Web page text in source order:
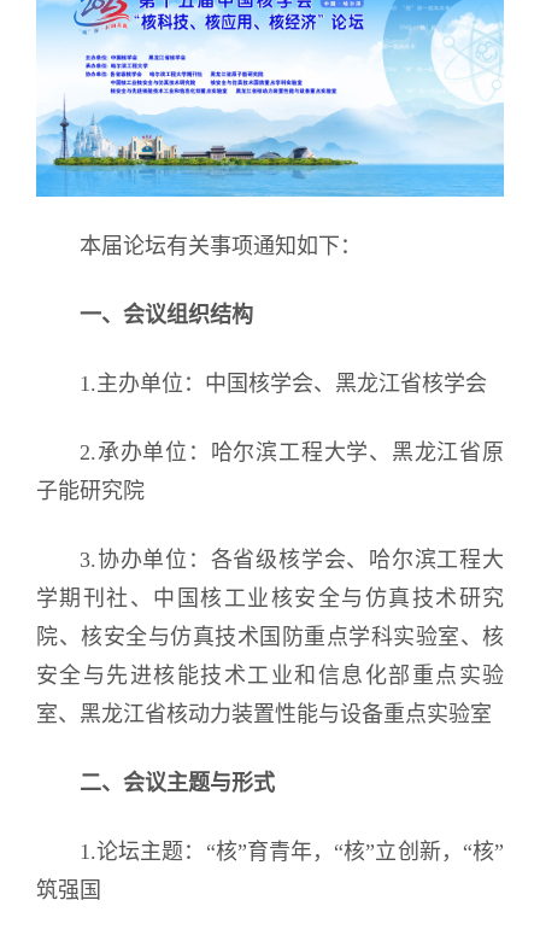
本届论坛有关事项通知如下：
一、会议组织结构
1.主办单位：中国核学会、黑龙江省核学会
2.承办单位：哈尔滨工程大学、黑龙江省原
子能研究院
3.协办单位：各省级核学会、哈尔滨工程大
学期刊社、中国核工业核安全与仿真技术研究
院、核安全与仿真技术国防重点学科实验室、核
安全与先进核能技术工业和信息化部重点实验
室、黑龙江省核动力装置性能与设备重点实验室
二、会议主题与形式
1.论坛主题：“核”育青年，“核”立创新，“核”
筑强国